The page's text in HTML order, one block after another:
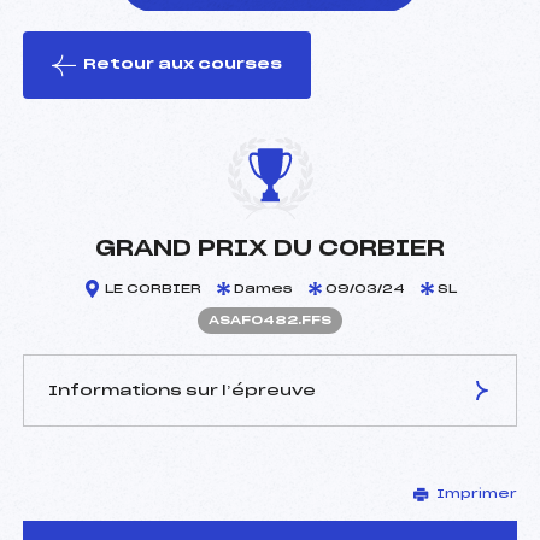
le ski
Retour aux courses
GRAND PRIX DU CORBIER
LE CORBIER Dames 09/03/24 SL
ASAF0482.FFS
Informations sur l’épreuve
FLEURY CEDRIC (SA)
Arbitre :
BAUDIN PHILIPPE (SA)
Imprimer